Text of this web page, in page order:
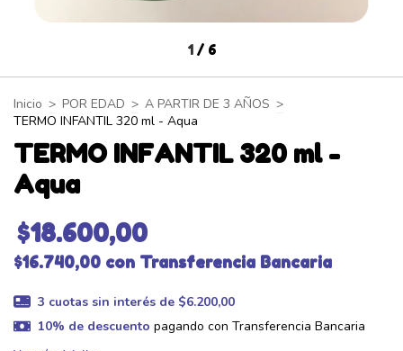
1/ 6
Inicio > POR EDAD > A PARTIR DE 3 AÑOS >
TERMO INFANTIL 320 ml - Aqua
TERMO INFANTIL 320 ml -
Aqua
$18.600,00
$16.740,00 con Transferencia Bancaria
3 cuotas sin interés de $6.200,00
10% de descuento pagando con Transferencia Bancaria